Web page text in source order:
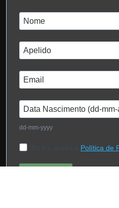
dd-mm-yyyy
Eu li e aceito a Política de